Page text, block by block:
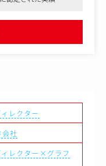
レクター
社
レクター×グラフ